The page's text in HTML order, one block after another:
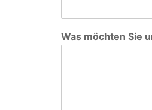
Was möchten Sie